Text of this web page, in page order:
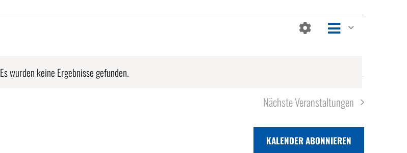
Hinweis
Es wurden keine Ergebnisse gefunden.
Ansichten-
Veranstaltung
Ansichten-
Liste
NächsteVeranstaltungen
KALENDER ABONNIEREN